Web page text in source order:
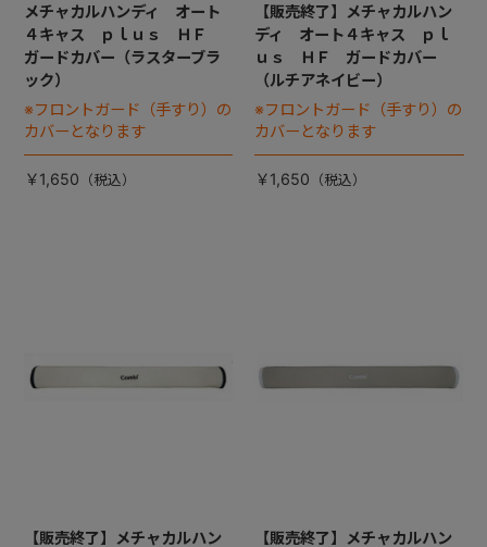
メチャカルハンディ オート
４キャス ｐｌｕｓ ＨＦ
ガードカバー（ラスターブラ
ック）
※フロントガード（手すり）の
カバーとなります
￥1,650
【販売終了】メチャカルハン
ディ オート４キャス ｐｌ
ｕｓ ＨＦ ガードカバー
（ルチアネイビー）
※フロントガード（手すり）の
カバーとなります
￥1,650
【販売終了】メチャカルハン 【販売終了】メチャカルハン